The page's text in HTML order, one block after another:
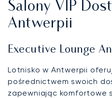
Salony VIP
Antwerpii
Executive Lounge
Lotnisko w Antwerpii
pośrednictwem swoich
zapewniając komfortowe